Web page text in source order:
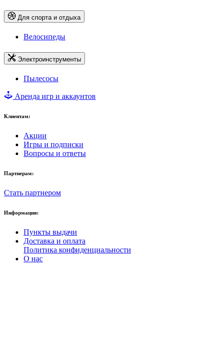
Для спорта и отдыха
Велосипеды
Электроинструменты
Пылесосы
Аренда игр и аккаунтов
Клиентам:
Акции
Игры и подписки
Вопросы и ответы
Партнерам:
Стать партнером
Информация:
Пункты выдачи
Доставка и оплата
Политика конфиденциальности
О нас